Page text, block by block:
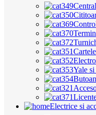
Yale
Electrice si